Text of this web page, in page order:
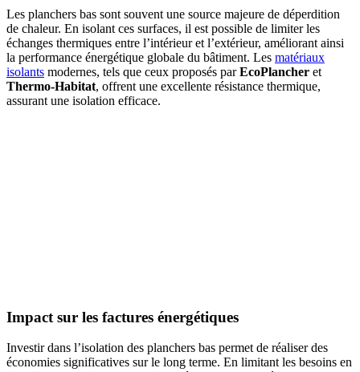
Les planchers bas sont souvent une source majeure de déperdition
de chaleur. En isolant ces surfaces, il est possible de limiter les
échanges thermiques entre l’intérieur et l’extérieur, améliorant ainsi
la performance énergétique globale du bâtiment. Les matériaux
isolants modernes, tels que ceux proposés parEcoPlancher et
Thermo-Habitat, offrent une excellente résistance thermique,
assurant une isolation efficace.
Impact sur les factures énergétiques
Investir dans l’isolation des planchers bas permet de réaliser des
économies significatives sur le long terme. En limitant les besoins en